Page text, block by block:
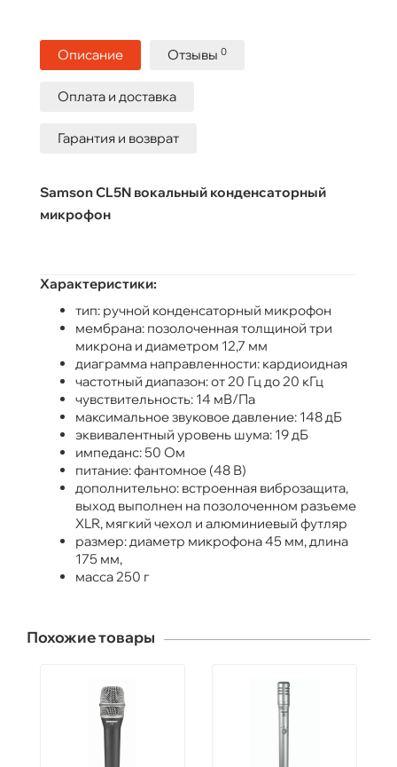
Описание Отзывы 0
Оплата и доставка
Гарантия и возврат
Samson CL5N вокальный конденсаторный
микрофон
Характеристики:
тип: ручной конденсаторный микрофон
мембрана: позолоченная толщиной три
микрона и диаметром 12,7 мм
диаграмма направленности: кардиоидная
частотный диапазон: от 20 Гц до 20 кГц
чувствительность: 14 мВ/Па
максимальное звуковое давление: 148 дБ
эквивалентный уровень шума: 19 дБ
импеданс: 50 Ом
питание: фантомное (48 В)
дополнительно: встроенная виброзащита,
выход выполнен на позолоченном разъеме
XLR, мягкий чехол и алюминиевый футляр
размер: диаметр микрофона 45 мм, длина
175 мм,
масса 250 г
Похожие товары